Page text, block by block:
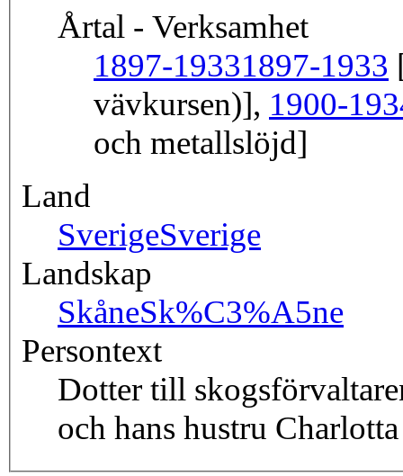
Årtal - Verksamhet
1897-19331897-1933
vävkursen)], 1900-
och metallslöjd]
Land
SverigeSverige
Landskap
SkåneSk%C3%A5ne
Persontext
Dotter till
och hans hustru